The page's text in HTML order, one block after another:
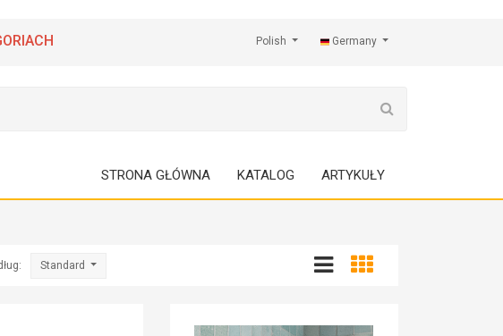
Polish Germany
STRONA GŁÓWNA KATALOG ARTYKUŁY
Standard